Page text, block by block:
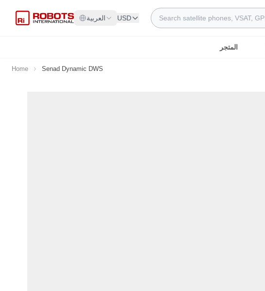
العربية USD
Search
المتجر
Home Senad Dynamic DWS